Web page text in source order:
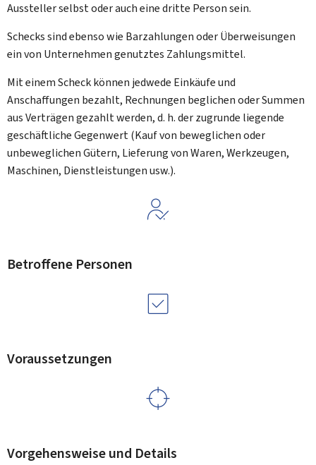
Aussteller selbst oder auch eine dritte Person sein.
Schecks sind ebenso wie Barzahlungen oder Überweisungen
ein von Unternehmen genutztes Zahlungsmittel.
Mit einem Scheck können jedwede Einkäufe und
Anschaffungen bezahlt, Rechnungen beglichen oder Summen
aus Verträgen gezahlt werden, d. h. der zugrunde liegende
geschäftliche Gegenwert (Kauf von beweglichen oder
unbeweglichen Gütern, Lieferung von Waren, Werkzeugen,
Maschinen, Dienstleistungen usw.).
Betroffene Personen
Voraussetzungen
Vorgehensweise und Details